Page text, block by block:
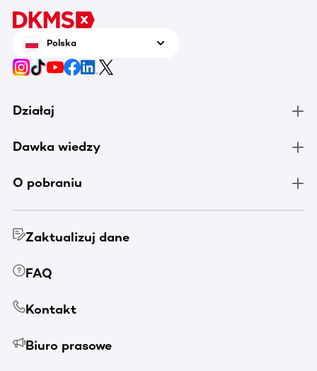
Polska
Działaj
Dawka wiedzy
O pobraniu
Zaktualizuj dane
FAQ
Kontakt
Biuro prasowe